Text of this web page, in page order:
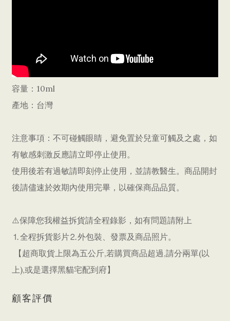
容量：10ml
產地：台灣
注意事項：不可碰觸眼睛，避免置於兒童可觸及之處，如
有敏感刺激反應請立即停止使用。
使用後若有過敏請即刻停止使用，並請教醫生。商品開封
後請儘速於效期內使用完畢，以確保商品品質。
⚠️保障您我權益拆貨請全程錄影，如有問題請附上
⒈全程拆貨影片⒉外包裝、發票及商品照片。
【超商取貨上限為五公斤,若購買商品超過,請分兩單(以
上),或是選擇黑貓宅配到府】
顧客評價